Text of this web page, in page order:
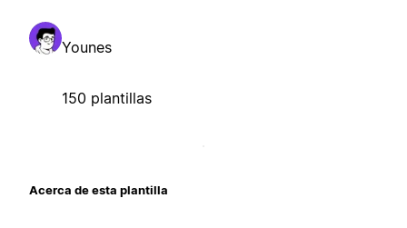
Younes
150 plantillas
Acerca de esta plantilla